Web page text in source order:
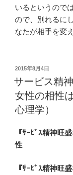
いるというので
ので、別れるに
なたが相手を変
投
稿
日:
2015年8月4日
サービス精
女性の相性
心理学）
『ｻｰﾋﾞｽ精神旺
性
『ｻｰﾋﾞｽ精神旺